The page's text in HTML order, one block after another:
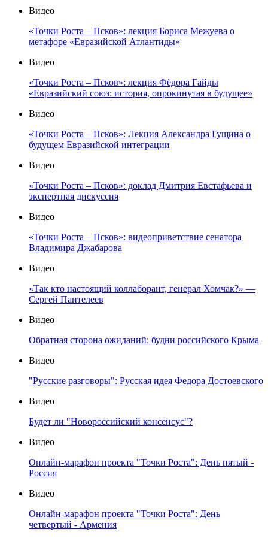
Видео
«Точки Роста – Псков»: лекция Бориса Межуева о
метафоре «Евразийской Атлантиды»
Видео
«Точки Роста – Псков»: лекция Фёдора Гайды
«Евразийский союз: история, опрокинутая в будущее»
Видео
«Точки Роста – Псков»: Лекция Александра Гущина о
будущем Евразийской интеграции
Видео
«Точки Роста – Псков»: доклад Дмитрия Евстафьева и
экспертная дискуссия
Видео
«Точки Роста – Псков»: видеоприветствие сенатора
Владимира Джабарова
Видео
«Так кто настоящий коллаборант, генерал Хомчак?» —
Сергей Пантелеев
Видео
Обратная сторона ожиданий: будни российского Крыма
Видео
"Русские разговоры": Русская идея Федора Достоевского
Видео
Будет ли "Новороссийский консенсус"?
Видео
Онлайн-марафон проекта "Точки Роста": День пятый -
Россия
Видео
Онлайн-марафон проекта "Точки Роста": День
четвертый - Армения